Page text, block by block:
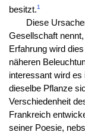
besitzt.1
Diese
Gesellschaft
Erfahrung wird
näheren
interessant wird
dieselbe Pflanze
Verschiedenheit
Frankreich
seiner Poesie,